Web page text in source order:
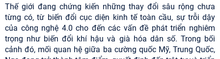
Thế giới đang chứng kiến những thay đổi sâu rộng chưa
từng có, từ biến đổi cục diện kinh tế toàn cầu, sự trỗi dậy
của công nghệ 4.0 cho đến các vấn đề phát triển nghiêm
trọng như biến đổi khí hậu và già hóa dân số. Trong bối
cảnh đó, mối quan hệ giữa ba cường quốc Mỹ, Trung Quốc,